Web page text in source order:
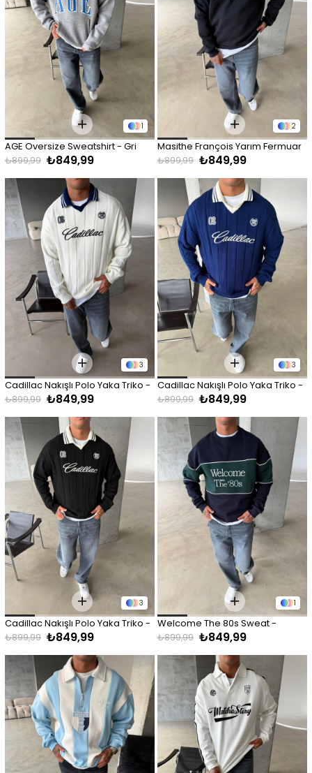
1
AGE Oversize Sweatshirt - Gri
₺849,99
₺899,99
2
Masithe François Yarım Fermuar
Zip - Siyah₺849,99
₺899,99
3
Cadillac Nakışlı Polo Yaka Triko -
Beyaz
₺849,99
₺899,99
3
Cadillac Nakışlı Polo Yaka Triko -
Lacivert ₺849,99
₺899,99
3
Cadillac Nakışlı Polo Yaka Triko -
Siyah
₺849,99
₺899,99
1
Welcome The 80s Sweat -
Lacivert ₺849,99
₺899,99